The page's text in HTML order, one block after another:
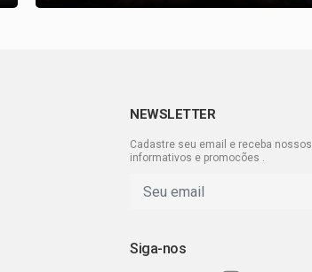
NEWSLETTER
Cadastre seu email e receba nossos
informativos e promocões .
Siga-nos